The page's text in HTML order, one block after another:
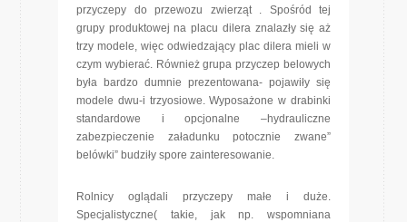
przyczepy do przewozu zwierząt . Spośród tej
grupy produktowej na placu dilera znalazły się aż
trzy modele, więc odwiedzający plac dilera mieli w
czym wybierać. Również grupa przyczep belowych
była bardzo dumnie prezentowana- pojawiły się
modele dwu-i trzyosiowe. Wyposażone w drabinki
standardowe i opcjonalne –hydrauliczne
zabezpieczenie załadunku potocznie zwane”
belówki” budziły spore zainteresowanie.
Rolnicy oglądali przyczepy małe i duże.
Specjalistyczne( takie, jak np. wspomniana